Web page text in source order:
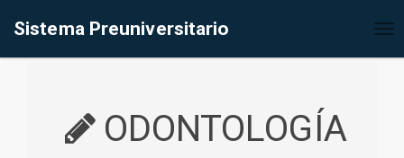
Sistema Preuniversitario
ODONTOLOGÍA